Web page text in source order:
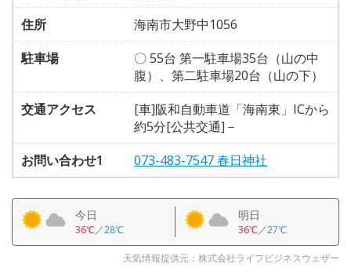
住所
海南市大野中1056
駐車場
〇 55台 第一駐車場35台（山の中
腹）、第二駐車場20台（山の下）
交通アクセス
[車]阪和自動車道「海南東」ICから
約5分[公共交通]－
お問い合わせ1
073-483-7547 春日神社
今日
36℃／28℃
明日
36℃／27℃
天気情報提供元：株式会社ライフビジネスウェザー